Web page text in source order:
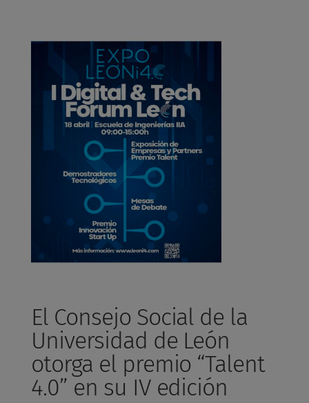
El Consejo Social de la
Universidad de León
otorga el premio “Talent
4.0” en su IV edición